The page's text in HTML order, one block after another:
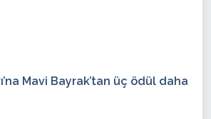
Mavi Bayrak’tan üç ödül daha